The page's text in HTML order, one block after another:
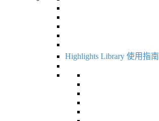
Highlights Library 使用指南